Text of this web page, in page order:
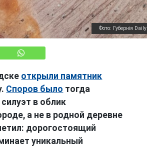
Фото: Губернiя Daily
открыли памятник
Споров было тогда
в облик
а не в родной деревне
дорогостоящий
уникальный